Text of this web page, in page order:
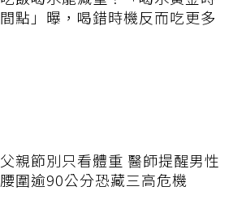
間點」曝，喝錯時機反而吃更多
父親節別只看體重 醫師提醒男性
腰圍逾90公分恐藏三高危機